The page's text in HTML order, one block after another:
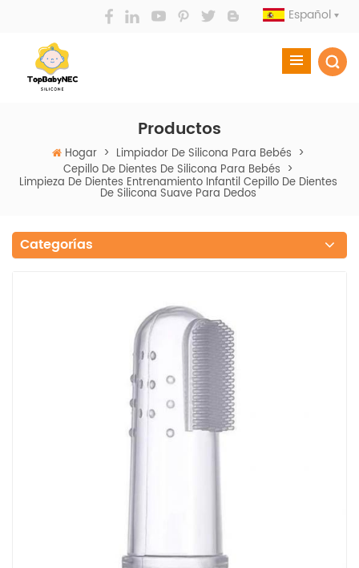
Español
Productos
Hogar > Limpiador De Silicona Para Bebés >
Cepillo De Dientes De Silicona Para Bebés >
Limpieza De Dientes Entrenamiento Infantil Cepillo De Dientes
De Silicona Suave Para Dedos
Categorías